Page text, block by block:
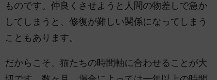
ものです。仲良くさせようと人間の物差しで急か
してしまうと、修復が難しい関係になってしまう
こともあります。
だからこそ、猫たちの時間軸に合わせることが大